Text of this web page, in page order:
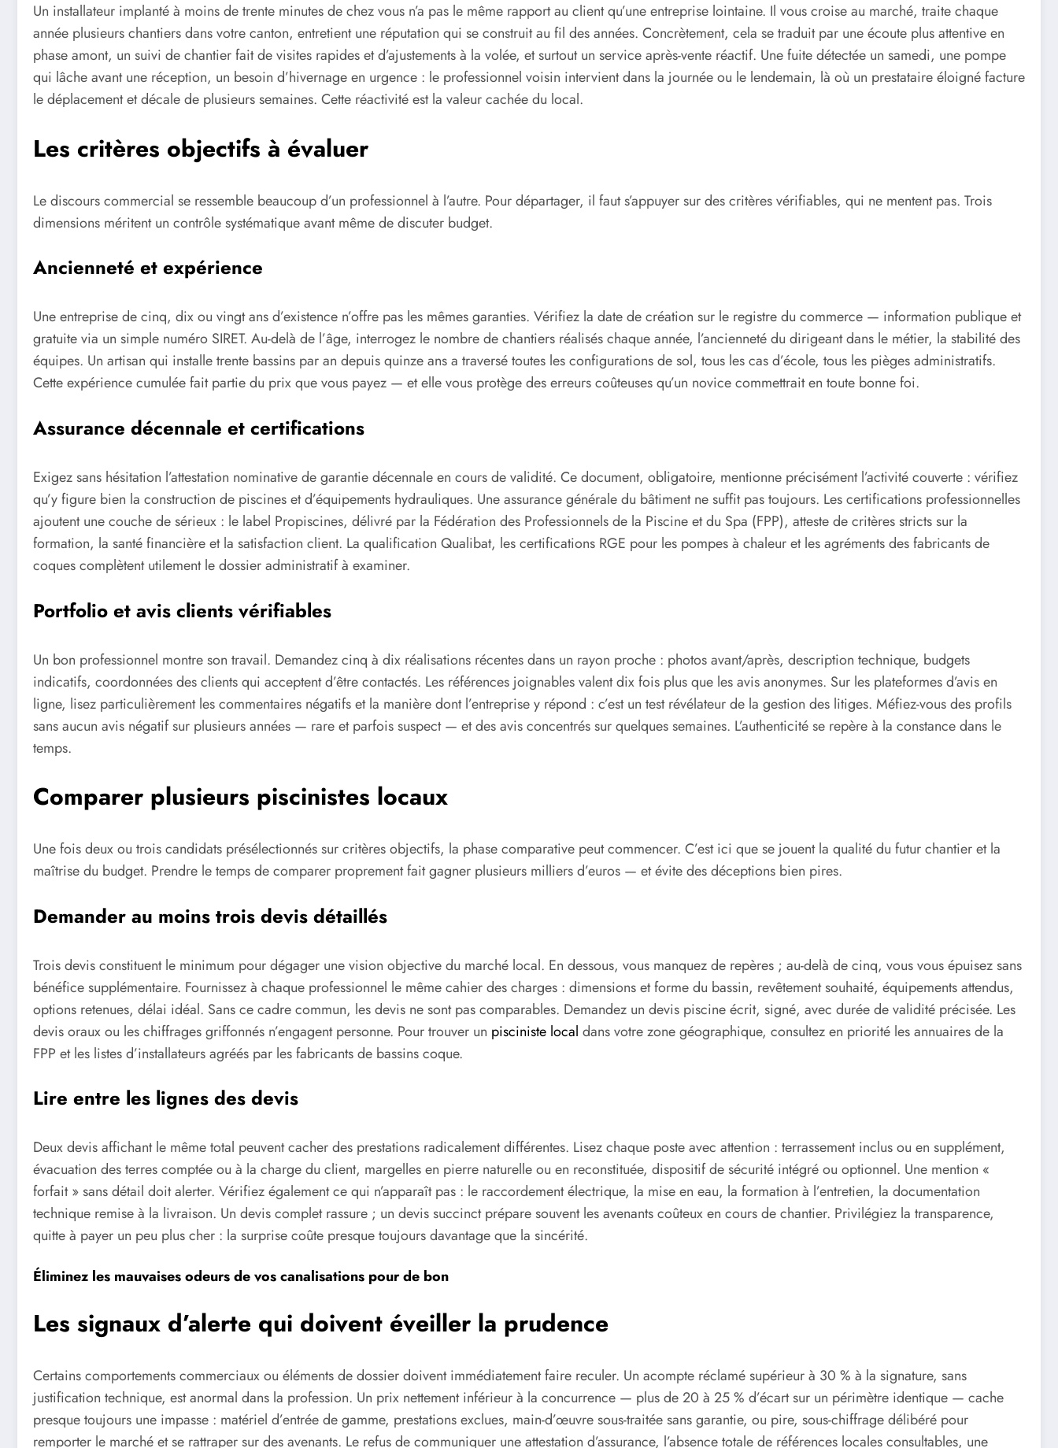
Un installateur implanté à moins de trente minutes de chez vous n’a pas le même rapport au client qu’une entreprise lointaine. Il vous croise au marché, traite chaque
année plusieurs chantiers dans votre canton, entretient une réputation qui se construit au fil des années. Concrètement, cela se traduit par une écoute plus attentive en
phase amont, un suivi de chantier fait de visites rapides et d’ajustements à la volée, et surtout un service après-vente réactif. Une fuite détectée un samedi, une pompe
qui lâche avant une réception, un besoin d’hivernage en urgence : le professionnel voisin intervient dans la journée ou le lendemain, là où un prestataire éloigné facture
le déplacement et décale de plusieurs semaines. Cette réactivité est la valeur cachée du local.
Les critères objectifs à évaluer
Le discours commercial se ressemble beaucoup d’un professionnel à l’autre. Pour départager, il faut s’appuyer sur des critères vérifiables, qui ne mentent pas. Trois
dimensions méritent un contrôle systématique avant même de discuter budget.
Ancienneté et expérience
Une entreprise de cinq, dix ou vingt ans d’existence n’offre pas les mêmes garanties. Vérifiez la date de création sur le registre du commerce — information publique et
gratuite via un simple numéro SIRET. Au-delà de l’âge, interrogez le nombre de chantiers réalisés chaque année, l’ancienneté du dirigeant dans le métier, la stabilité des
équipes. Un artisan qui installe trente bassins par an depuis quinze ans a traversé toutes les configurations de sol, tous les cas d’école, tous les pièges administratifs.
Cette expérience cumulée fait partie du prix que vous payez — et elle vous protège des erreurs coûteuses qu’un novice commettrait en toute bonne foi.
Assurance décennale et certifications
Exigez sans hésitation l’attestation nominative de garantie décennale en cours de validité. Ce document, obligatoire, mentionne précisément l’activité couverte : vérifiez
qu’y figure bien la construction de piscines et d’équipements hydrauliques. Une assurance générale du bâtiment ne suffit pas toujours. Les certifications professionnelles
ajoutent une couche de sérieux : le label Propiscines, délivré par la Fédération des Professionnels de la Piscine et du Spa (FPP), atteste de critères stricts sur la
formation, la santé financière et la satisfaction client. La qualification Qualibat, les certifications RGE pour les pompes à chaleur et les agréments des fabricants de
coques complètent utilement le dossier administratif à examiner.
Portfolio et avis clients vérifiables
Un bon professionnel montre son travail. Demandez cinq à dix réalisations récentes dans un rayon proche : photos avant/après, description technique, budgets
indicatifs, coordonnées des clients qui acceptent d’être contactés. Les références joignables valent dix fois plus que les avis anonymes. Sur les plateformes d’avis en
ligne, lisez particulièrement les commentaires négatifs et la manière dont l’entreprise y répond : c’est un test révélateur de la gestion des litiges. Méfiez-vous des profils
sans aucun avis négatif sur plusieurs années — rare et parfois suspect — et des avis concentrés sur quelques semaines. L’authenticité se repère à la constance dans le
temps.
Comparer plusieurs piscinistes locaux
Une fois deux ou trois candidats présélectionnés sur critères objectifs, la phase comparative peut commencer. C’est ici que se jouent la qualité du futur chantier et la
maîtrise du budget. Prendre le temps de comparer proprement fait gagner plusieurs milliers d’euros — et évite des déceptions bien pires.
Demander au moins trois devis détaillés
Trois devis constituent le minimum pour dégager une vision objective du marché local. En dessous, vous manquez de repères ; au-delà de cinq, vous vous épuisez sans
bénéfice supplémentaire. Fournissez à chaque professionnel le même cahier des charges : dimensions et forme du bassin, revêtement souhaité, équipements attendus,
options retenues, délai idéal. Sans ce cadre commun, les devis ne sont pas comparables. Demandez un devis piscine écrit, signé, avec durée de validité précisée. Les
devis oraux ou les chiffrages griffonnés n’engagent personne. Pour trouver un pisciniste local dans votre zone géographique, consultez en priorité les annuaires de la
FPP et les listes d’installateurs agréés par les fabricants de bassins coque.
Lire entre les lignes des devis
Deux devis affichant le même total peuvent cacher des prestations radicalement différentes. Lisez chaque poste avec attention : terrassement inclus ou en supplément,
évacuation des terres comptée ou à la charge du client, margelles en pierre naturelle ou en reconstituée, dispositif de sécurité intégré ou optionnel. Une mention «
forfait » sans détail doit alerter. Vérifiez également ce qui n’apparaît pas : le raccordement électrique, la mise en eau, la formation à l’entretien, la documentation
technique remise à la livraison. Un devis complet rassure ; un devis succinct prépare souvent les avenants coûteux en cours de chantier. Privilégiez la transparence,
quitte à payer un peu plus cher : la surprise coûte presque toujours davantage que la sincérité.
Éliminez les mauvaises odeurs de vos canalisations pour de bon
Les signaux d’alerte qui doivent éveiller la prudence
Certains comportements commerciaux ou éléments de dossier doivent immédiatement faire reculer. Un acompte réclamé supérieur à 30 % à la signature, sans
justification technique, est anormal dans la profession. Un prix nettement inférieur à la concurrence — plus de 20 à 25 % d’écart sur un périmètre identique — cache
presque toujours une impasse : matériel d’entrée de gamme, prestations exclues, main-d’œuvre sous-traitée sans garantie, ou pire, sous-chiffrage délibéré pour
remporter le marché et se rattraper sur des avenants. Le refus de communiquer une attestation d’assurance, l’absence totale de références locales consultables, une